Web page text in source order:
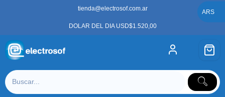
tienda@electrosof.com.ar
DOLAR DEL DIA USD$1.520,00
ARS